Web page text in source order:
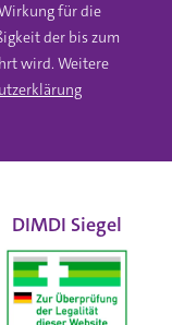
für die
der bis zum
wird. Weitere
DIMDI Siegel